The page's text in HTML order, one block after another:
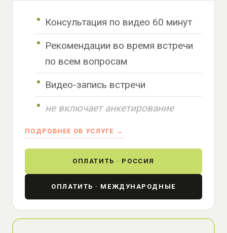
Консультация по видео 60 минут
Рекомендации во время встречи
по всем вопросам
Видео-запись встречи
не включает анкетирование
ПОДРОБНЕЕ ОБ УСЛУГЕ →
ОПЛАТИТЬ · РОССИЯ
ОПЛАТИТЬ · МЕЖДУНАРОДНЫЕ